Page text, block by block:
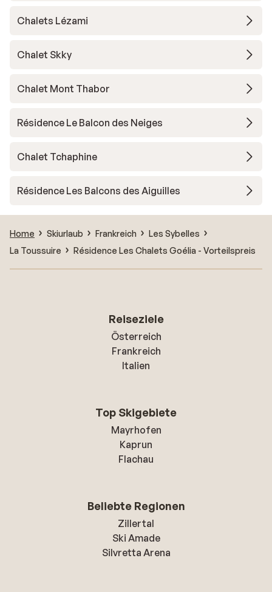
Chalets Lézami
Chalet Skky
Chalet Mont Thabor
Résidence Le Balcon des Neiges
Chalet Tchaphine
Résidence Les Balcons des Aiguilles
Home Skiurlaub Frankreich
Les Sybelles
La Toussuire
Résidence Les Chalets Goélia - Vorteilspreis
Reiseziele
Österreich
Frankreich
Italien
Top Skigebiete
Mayrhofen
Kaprun
Flachau
Beliebte Regionen
Zillertal
Ski Amade
Silvretta Arena